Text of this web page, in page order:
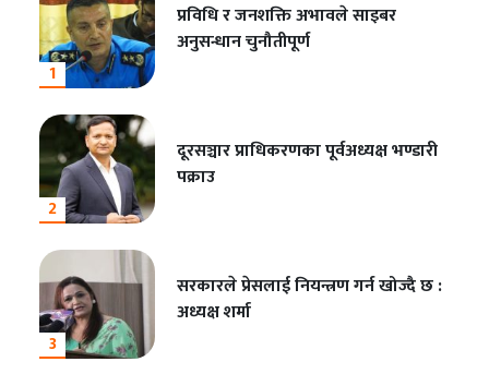
1
प्रविधि र जनशक्ति अभावले साइबर
अनुसन्धान चुनौतीपूर्ण
2
दूरसञ्चार प्राधिकरणका पूर्वअध्यक्ष भण्डारी
पक्राउ
3
सरकारले प्रेसलाई नियन्त्रण गर्न खोज्दै छ :
अध्यक्ष शर्मा